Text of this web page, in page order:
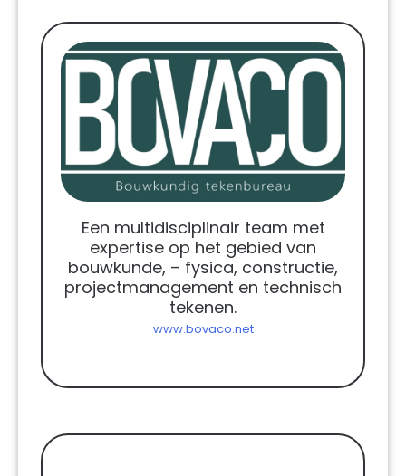
Een multidisciplinair team met
expertise op het gebied van
bouwkunde, – fysica, constructie,
projectmanagement en technisch
tekenen.
www.bovaco.net